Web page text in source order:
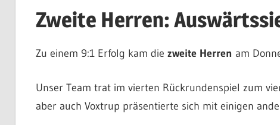
Zweite Herren:
Zu einem 9:1 Erfolg kam die zweite Herren am
Unser Team trat im vierten Rückrundenspiel zum
aber auch Voxtrup präsentierte sich mit einigen